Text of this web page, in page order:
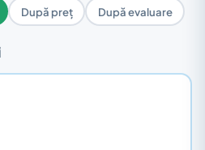
După preț După evaluare